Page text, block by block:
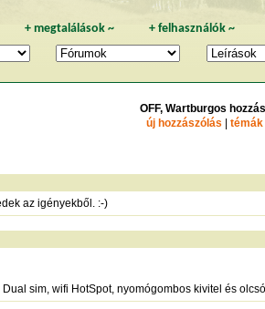
+ megtalálások~ +felhasználók ~
OFF, Wartburgos
új hozzászólás
az igényekből. :-)
sim, wifi HotSpot, nyomógombos kivitel és